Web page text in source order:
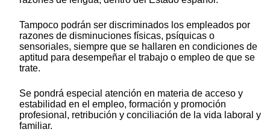
Tampoco podrán ser discriminados los empleados por
razones de disminuciones físicas, psíquicas o
sensoriales, siempre que se hallaren en condiciones de
aptitud para desempeñar el trabajo o empleo de que se
trate.
Se pondrá especial atención en materia de acceso y
estabilidad en el empleo, formación y promoción
profesional, retribución y conciliación de la vida laboral y
familiar.